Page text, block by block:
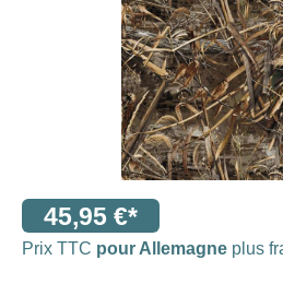
45,95 €*
Prix TTC pour Allemagne plus